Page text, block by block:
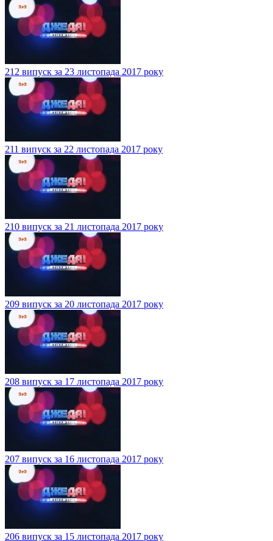
212 випуск за 23 листопада 2017 року
211 випуск за 22 листопада 2017 року
210 випуск за 21 листопада 2017 року
209 випуск за 20 листопада 2017 року
208 випуск за 17 листопада 2017 року
207 випуск за 16 листопада 2017 року
206 випуск за 15 листопада 2017 року